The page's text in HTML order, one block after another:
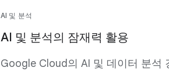
AI 및 분석
AI 및 분석의 잠재력 활용
Google Cloud의 AI 및 데이터 분석